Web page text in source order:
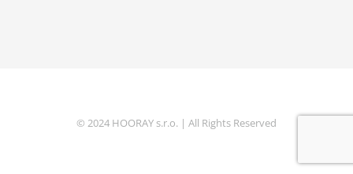
© 2024 HOORAY s.r.o. | All Rights Reserved